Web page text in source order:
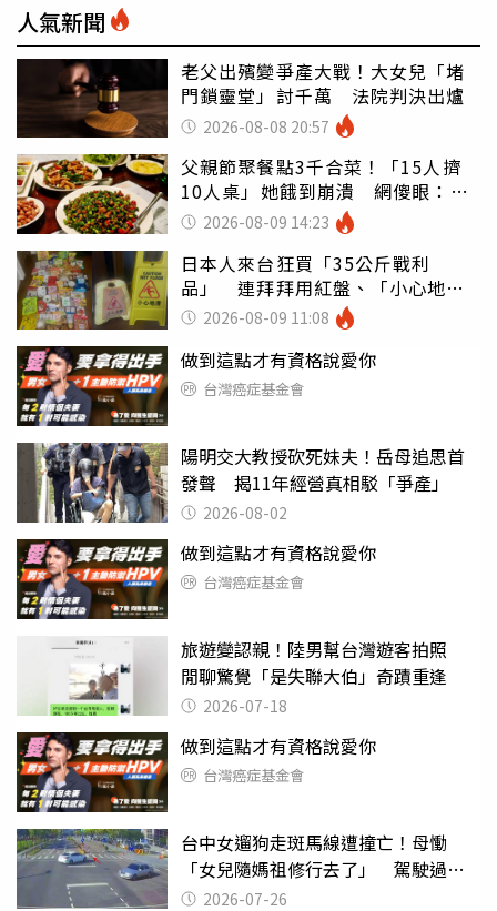
人氣新聞
老父出殯變爭產大戰！大女兒「堵
門鎖靈堂」討千萬 法院判決出爐
2026-08-08 20:57
父親節聚餐點3千合菜！「15人擠
10人桌」她餓到崩潰 網傻眼：讓
店家看笑話
2026-08-09 14:23
日本人來台狂買「35公斤戰利
品」 連拜拜用紅盤、「小心地
滑」告示牌也帶回家
2026-08-09 11:08
做到這點才有資格說愛你
台灣癌症基金會
陽明交大教授砍死妹夫！岳母追思首
發聲 揭11年經營真相駁「爭產」
2026-08-02
做到這點才有資格說愛你
台灣癌症基金會
旅遊變認親！陸男幫台灣遊客拍照
閒聊驚覺「是失聯大伯」奇蹟重逢
2026-07-18
做到這點才有資格說愛你
台灣癌症基金會
台中女遛狗走斑馬線遭撞亡！母慟
「女兒隨媽祖修行去了」 駕駛過失
致死判9月
2026-07-26